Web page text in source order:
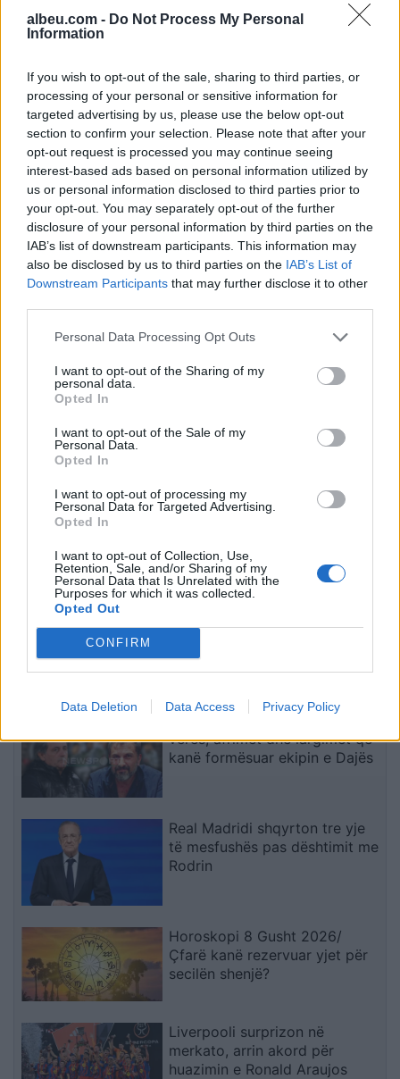
albeu.com - Do Not Process My Personal
Information
If you wish to opt-out of the sale, sharing to third parties, or
processing of your personal or sensitive information for
targeted advertising by us, please use the below opt-out
section to confirm your selection. Please note that after your
opt-out request is processed you may continue seeing
interest-based ads based on personal information utilized by
us or personal information disclosed to third parties prior to
your opt-out. You may separately opt-out of the further
disclosure of your personal information by third parties on the
IAB’s list of downstream participants. This information may
also be disclosed by us to third parties on the IAB’s List of
Downstream Participants that may further disclose it to other
Personal Data Processing Opt Outs
I want to opt-out of the Sharing of my
personal data.
Opted In
I want to opt-out of the Sale of my
Personal Data.
Opted In
I want to opt-out of processing my
Personal Data for Targeted Advertising.
Opted In
I want to opt-out of Collection, Use,
Retention, Sale, and/or Sharing of my
Personal Data that Is Unrelated with the
Purposes for which it was collected.
Opted Out
CONFIRM
Data Deletion Data Access Privacy Policy
synon ta largojë Serbinë
nga kampi rus
terrene të vështira
Video/ Kamioni e përplas
dhe e tërheq zvarrë 12-
vjeçarin që po kthehej nga
shkolla, i mituri shpëton
mrekullisht
SHBA: Bisedimet Oman-
Iran po avancojnë,
marrëveshja për lundrimin
në Hormuz pritet së
shpejti
Dita e tetë e protestës në
refuzojnë bashkimin me
Lushnjen
thirrje për burgosjen e
Ramës dhe Berishës:
shumë, nuk ndalemi”
Flakët përfshijnë një
banesë në Shkodër,
zjarrfikësit vënë situatën
nën kontroll
Përplasje për emigrantët
Dinamo rindërtohet gjatë
verës, afrimet dhe largimet që
kanë formësuar ekipin e Dajës
Real Madridi shqyrton tre yje
të mesfushës pas dështimit me
Rodrin
Horoskopi 8 Gusht 2026/
Çfarë kanë rezervuar yjet për
secilën shenjë?
Liverpooli surprizon në
merkato, arrin akord për
huazimin e Ronald Araujos